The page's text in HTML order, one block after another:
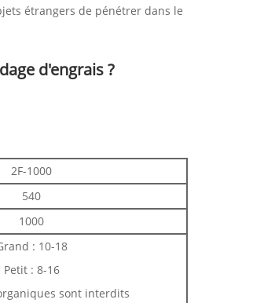
étrangers de pénétrer dans le
d'engrais ?
2F-1000
540
1000
: 10-18
Petit : 8-16
sont interdits